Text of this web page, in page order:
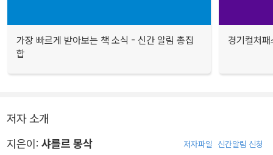
가장 빠르게 받아보는 책 소식 - 신간 알림 총집
합
경기컬처
저자 소개
지은이: 샤를르 몽삭 저자파일 신간알림 신청